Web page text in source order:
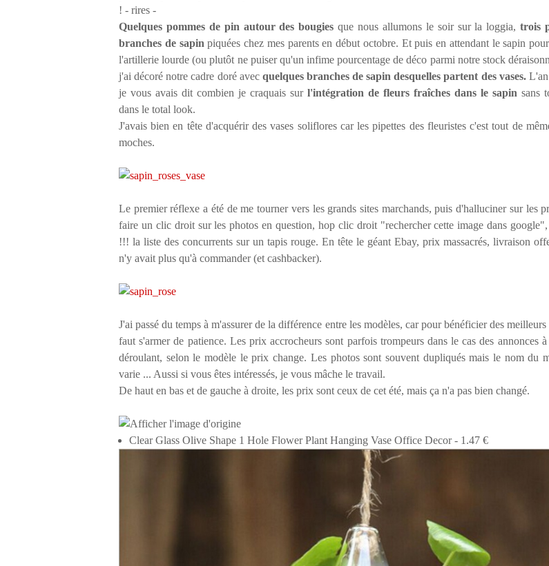
! - rires -
Quelques pommes de pin autour des bougies que nous allumons le soir sur la loggia,trois
branches de sapin piquées chez mes parents en début octobre. Et puis en attendant le sapin
l'artillerie lourde (ou plutôt ne puiser qu'un infime pourcentage de déco parmi notre stock
j'ai décoré notre cadre doré avec quelques branches de sapin desquelles partent des vases.L'an
je vous avais dit combien je craquais sur l'intégration de fleurs fraîches dans le sapin sans
dans le total look.
J'avais bien en tête d'acquérir des vases soliflores car les pipettes des fleuristes c'est tout de
moches.
Le premier réflexe a été de me tourner vers les grands sites marchands, puis d'halluciner sur les
faire un clic droit sur les photos en question, hop clic droit "rechercher cette image dans google",
!!! la liste des concurrents sur un tapis rouge. En tête le géant Ebay, prix massacrés, livraison
n'y avait plus qu'à commander (et cashbacker).
J'ai passé du temps à m'assurer de la différence entre les modèles, car pour bénéficier des
faut s'armer de patience. Les prix accrocheurs sont parfois trompeurs dans le cas des annonces à
déroulant, selon le modèle le prix change. Les photos sont souvent dupliqués mais le nom du
varie ... Aussi si vous êtes intéressés, je vous mâche le travail.
De haut en bas et de gauche à droite, les prix sont ceux de cet été, mais ça n'a pas bien changé.
Clear Glass Olive Shape 1 Hole Flower Plant Hanging Vase Office Decor - 1.47 €